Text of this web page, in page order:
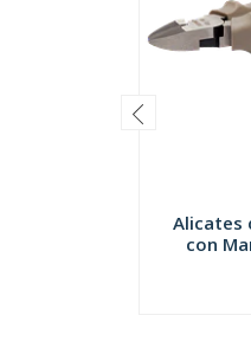
Alicates
con